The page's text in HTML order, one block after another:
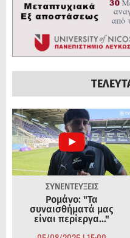
ΣΥΝΕΝΤΕΥΞΕΙΣ
Ρομάνο: "Τα
συναισθήματά μας
είναι περίεργα..."